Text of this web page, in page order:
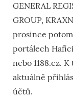
GENERAL
GROUP,
prosince
portálech
nebo 1188.cz. K
aktuálně
účtů.